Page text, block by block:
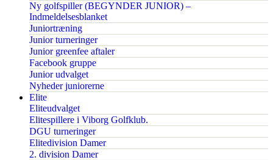
Ny golfspiller (BEGYNDER JUNIOR) –
Indmeldelsesblanket
Juniortræning
Junior turneringer
Junior greenfee aftaler
Facebook gruppe
Junior udvalget
Nyheder juniorerne
Elite
Eliteudvalget
Elitespillere i Viborg Golfklub.
DGU turneringer
Elitedivision Damer
2. division Damer